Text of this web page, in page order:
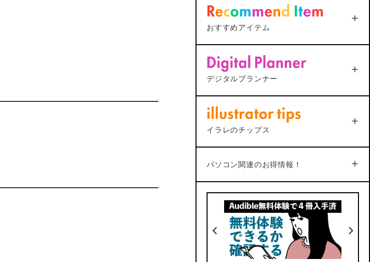
<AutoCAD>マルチ引出線の
下線が最終行で二重になる
2025年12月25日
2022年7月7日
おすすめアイテム
総合
デザイン
デジタルプランナー
10年手帳「めもりぃ」
10年使える手帳
1ページにまとまっていて見返し
イラレのチップス
No.34
No.33
パソコン関連のお得情報！